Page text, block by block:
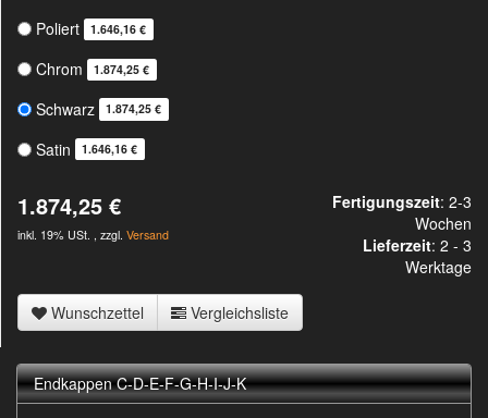
Poliert
1.646,16 €
Chrom 1.874,25 €
Schwarz 1.874,25 €
Satin 1.646,16 €
1.874,25 €
inkl. 19% USt. , zzgl. Versand
Fertigungszeit: 2-3
Wochen
Lieferzeit: 2 - 3
Werktage
Wunschzettel Vergleichsliste
Endkappen C-D-E-F-G-H-I-J-K